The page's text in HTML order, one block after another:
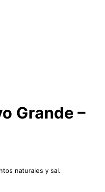
Grande –
naturales y sal.